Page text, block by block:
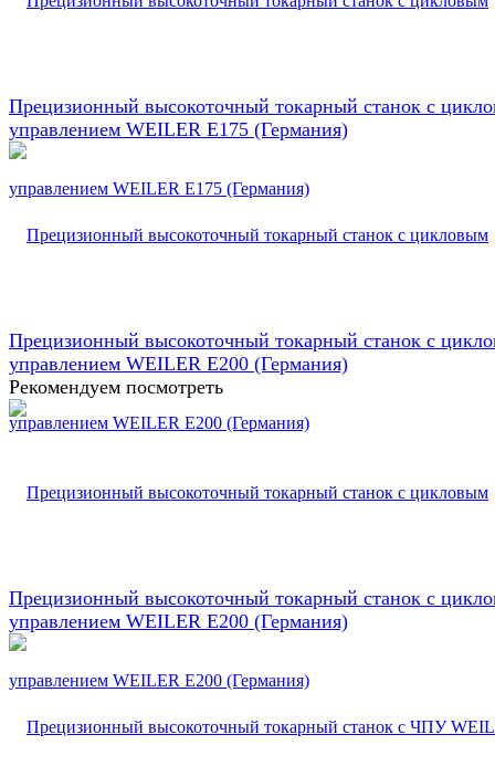
Прецизионный высокоточный токарный станок с
управлением WEILER E175 (Германия)
Прецизионный высокоточный токарный станок с
управлением WEILER E200 (Германия)
Рекомендуем посмотреть
Прецизионный высокоточный токарный станок с
управлением WEILER E200 (Германия)